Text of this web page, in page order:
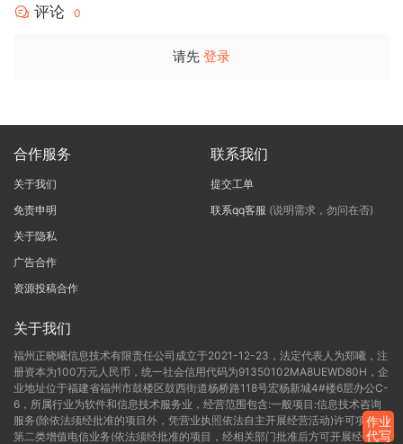
评论 0
请先 登录
合作服务
关于我们
免责申明
关于隐私
广告合作
资源投稿合作
联系我们
提交工单
联系qq客服 (说明需求，勿问在否)
关于我们
福州正晓曦信息技术有限责任公司成立于2021-12-23，法定代表人为郑曦，注
册资本为100万元人民币，统一社会信用代码为91350102MA8UEWD80H，企
业地址位于福建省福州市鼓楼区鼓西街道杨桥路118号宏杨新城4#楼6层办公C-
6，所属行业为软件和信息技术服务业，经营范围包含:一般项目:信息技术咨询
服务(除依法须经批准的项目外，凭营业执照依法自主开展经营活动)许可项目:
第二类增值电信业务(依法须经批准的项目，经相关部门批准后方可开展经营活
作业
代写